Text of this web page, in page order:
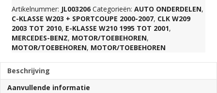
Artikelnummer: JL003206 Categorieën: AUTO ONDERDELEN,
C-KLASSE W203 + SPORTCOUPE 2000-2007, CLK W209
2003 TOT 2010, E-KLASSE W210 1995 TOT 2001,
MERCEDES-BENZ, MOTOR/TOEBEHOREN,
MOTOR/TOEBEHOREN, MOTOR/TOEBEHOREN
Beschrijving
Aanvullende informatie